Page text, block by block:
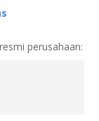
perusahaan: